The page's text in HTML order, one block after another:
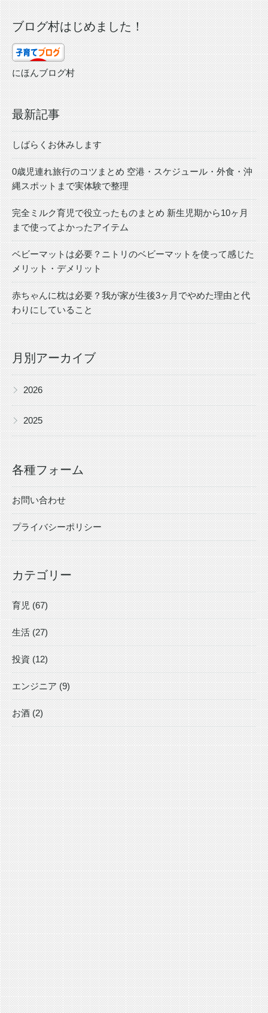
ブログ村はじめました！
にほんブログ村
最新記事
しばらくお休みします
0歳児連れ旅行のコツまとめ 空港・スケジュール・外食・沖
縄スポットまで実体験で整理
完全ミルク育児で役立ったものまとめ 新生児期から10ヶ月
まで使ってよかったアイテム
ベビーマットは必要？ニトリのベビーマットを使って感じた
メリット・デメリット
赤ちゃんに枕は必要？我が家が生後3ヶ月でやめた理由と代
わりにしていること
月別アーカイブ
▶ 2026
▶ 2025
各種フォーム
お問い合わせ
プライバシーポリシー
カテゴリー
育児 (67)
生活 (27)
投資 (12)
エンジニア (9)
お酒 (2)